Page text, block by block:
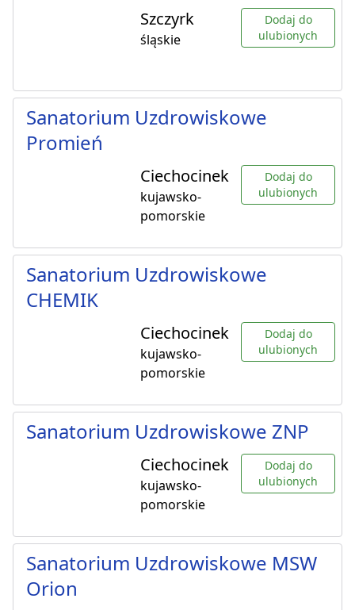
Szczyrk
śląskie
Dodaj do
ulubionych
Sanatorium Uzdrowiskowe
Promień
Ciechocinek
kujawsko-
pomorskie
Dodaj do
ulubionych
Sanatorium Uzdrowiskowe
CHEMIK
Ciechocinek
kujawsko-
pomorskie
Dodaj do
ulubionych
Sanatorium Uzdrowiskowe ZNP
Ciechocinek
kujawsko-
pomorskie
Dodaj do
ulubionych
Sanatorium Uzdrowiskowe MSW
Orion